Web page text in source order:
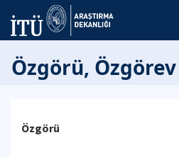
Özgörü, Özgörev
Özgörü